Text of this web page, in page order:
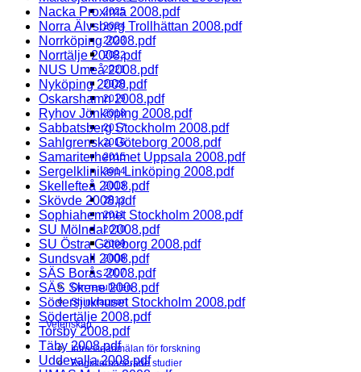
2025
2024
2023
2022
2021
2020
2019
2018
2017
2016
2015
2014
2013
2012
2011
2010
2009
2008
2007
Om resultaten
Shinyrapport
Vetenskap
Intresseanmälan för forskning
Registerbaserade studier
Nacka Proxima 2008.pdf
Norra Älvsborg Trollhättan 2008.pdf
Norrköping 2008.pdf
Norrtälje 2008.pdf
NUS Umeå 2008.pdf
Nyköping 2008.pdf
Oskarshamn 2008.pdf
Ryhov Jönköping 2008.pdf
Sabbatsberg Stockholm 2008.pdf
Sahlgrenska Göteborg 2008.pdf
Samariterhemmet Uppsala 2008.pdf
Sergelkliniken Linköping 2008.pdf
Skellefteå 2008.pdf
Skövde 2008.pdf
Sophiahemmet Stockholm 2008.pdf
SU Mölndal 2008.pdf
SU Östra Göteborg 2008.pdf
Sundsvall 2008.pdf
SÄS Borås 2008.pdf
SÄS Skene 2008.pdf
Södersjukhuset Stockholm 2008.pdf
Södertälje 2008.pdf
Torsby 2008.pdf
Täby 2008.pdf
Uddevalla 2008.pdf